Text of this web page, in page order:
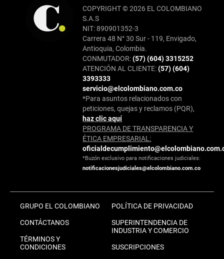
COPYRIGHT © 2026 EL COLOMBIANO
S.A.S
NIT: 890901352-3
Carrera 48 N° 30 Sur - 119, Envigado,
Antioquia, Colombia.
CONMUTADOR:(57) (604) 3315252
ATENCIÓN AL CLIENTE:(57) (604)
3393333
servicio@elcolombiano.com.co
*Para asuntos relacionados con
peticiones, quejas y reclamos (PQR),
haz clic aquí
PROGRAMA DE TRANSPARENCIA Y
ÉTICA EMPRESARIAL:
*Buzón exclusivo para notificaciones judiciales:
notificacionesjudiciales@elcolombiano.com.co
GRUPO EL COLOMBIANO
CONTÁCTANOS
TÉRMINOS Y
CONDICIONES
POLÍTICA DE PRIVACIDAD
SUPERINTENDENCIA DE
INDUSTRIA Y COMERCIO
SUSCRIPCIONES